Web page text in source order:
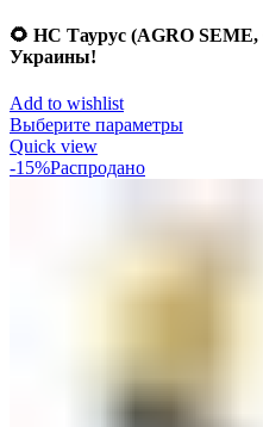
🌻 НС Таурус (AGRO SEME,
Украины!
Add to wishlist
Выберите параметры
Quick view
-15%Распродано